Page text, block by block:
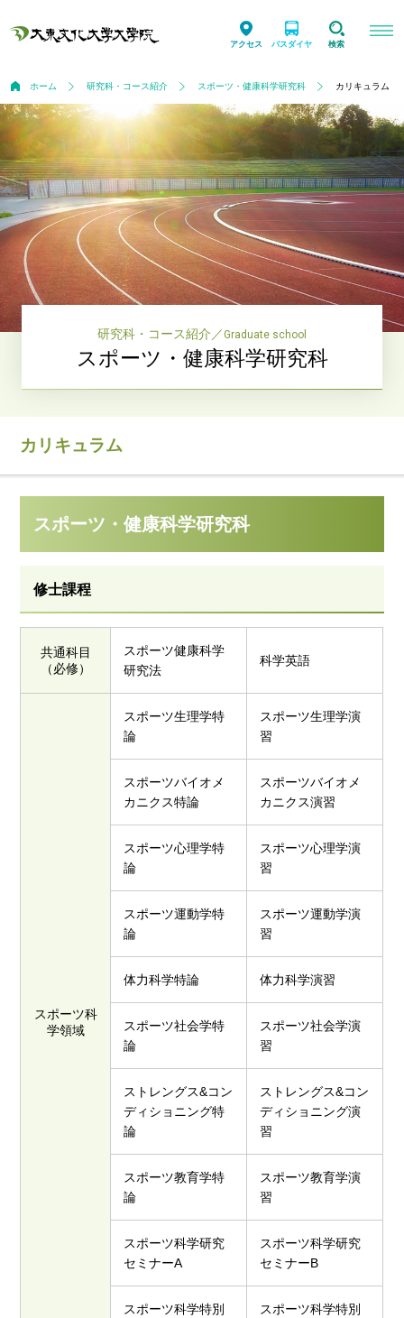
アクセス バスダイヤ 検索
ホーム 研究科・コース紹介 スポーツ・健康科学研究科 カリキュラム
研究科・コース紹介／Graduate school
スポーツ・健康科学研究科
カリキュラム
スポーツ・健康科学研究科
修士課程
共通科目
（必修）
スポーツ健康科学
研究法
科学英語
スポーツ科
学領域
スポーツ生理学特
論
スポーツ生理学演
習
スポーツバイオメ
カニクス特論
スポーツバイオメ
カニクス演習
スポーツ心理学特
論
スポーツ心理学演
習
スポーツ運動学特
論
スポーツ運動学演
習
体力科学特論 体力科学演習
スポーツ社会学特
論
スポーツ社会学演
習
ストレングス&コン
ディショニング特
論
ストレングス&コン
ディショニング演
習
スポーツ教育学特
論
スポーツ教育学演
習
スポーツ科学研究
セミナーA
スポーツ科学研究
セミナーB
スポーツ科学特別
スポーツ科学特別